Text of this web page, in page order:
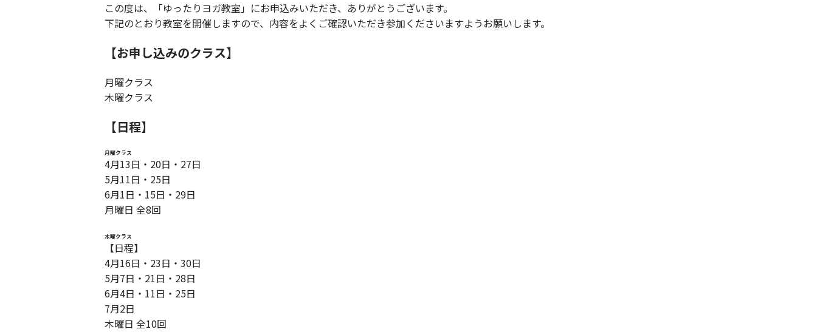
この度は、「ゆったりヨガ教室」にお申込みいただき、ありがとうございます。
下記のとおり教室を開催しますので、内容をよくご確認いただき参加くださいますようお願いします。
【お申し込みのクラス】
月曜クラス
木曜クラス
【日程】
月曜クラス
4月13日・20日・27日
5月11日・25日
6月1日・15日・29日
月曜日 全8回
木曜クラス
【日程】
4月16日・23日・30日
5月7日・21日・28日
6月4日・11日・25日
7月2日
木曜日 全10回